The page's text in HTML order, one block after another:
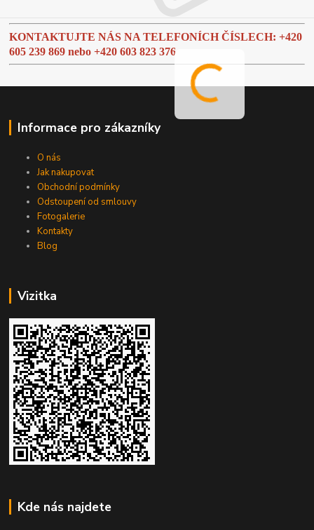
KONTAKTUJTE NÁS NA TELEFONÍCH ČÍSLECH: +420
605 239 869 nebo+420 603 823 376
Informace pro zákazníky
O nás
Jak nakupovat
Obchodní podmínky
Odstoupení od smlouvy
Fotogalerie
Kontakty
Blog
Vizitka
Kde nás najdete